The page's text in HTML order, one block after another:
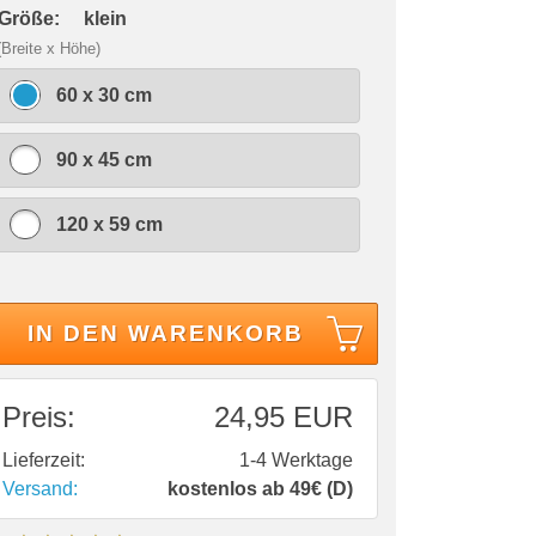
klein
x Höhe)
60 x 30 cm
90 x 45 cm
120 x 59 cm
IN DEN WARENKORB
Preis: 24,95 EUR
Lieferzeit:
1-4 Werktage
Versand:
kostenlos ab 49€ (D)